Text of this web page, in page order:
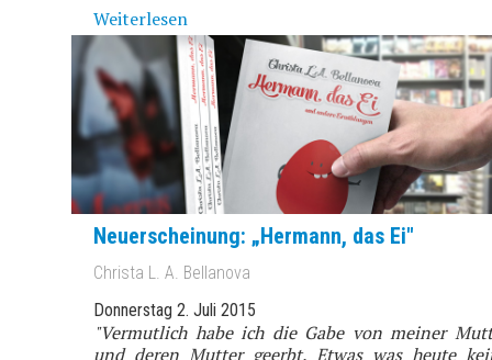
Weiterlesen
Neuerscheinung: „Hermann, das Ei"
Christa L. A. Bellanova
Donnerstag 2. Juli 2015
"Vermutlich habe ich die Gabe von meiner
und deren Mutter geerbt. Etwas was heute